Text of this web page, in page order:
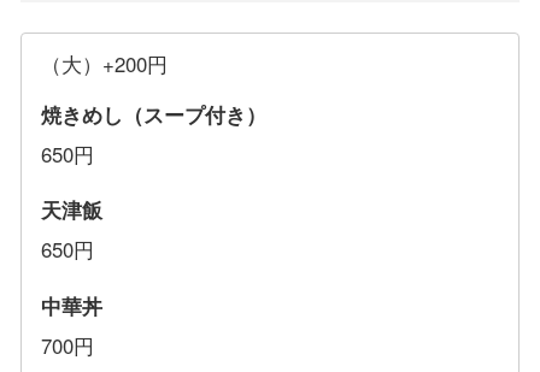
（大）+200円
焼きめし（スープ付き）
650円
天津飯
650円
中華丼
700円